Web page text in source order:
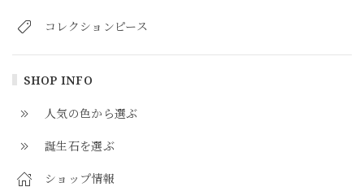
コレクションピース
SHOP INFO
人気の色から選ぶ
誕生石を選ぶ
ショップ情報